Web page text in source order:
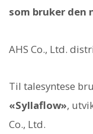
som bruker den
AHS Co., Ltd.
Til talesyntese
«Syllaflow»,
Co., Ltd.